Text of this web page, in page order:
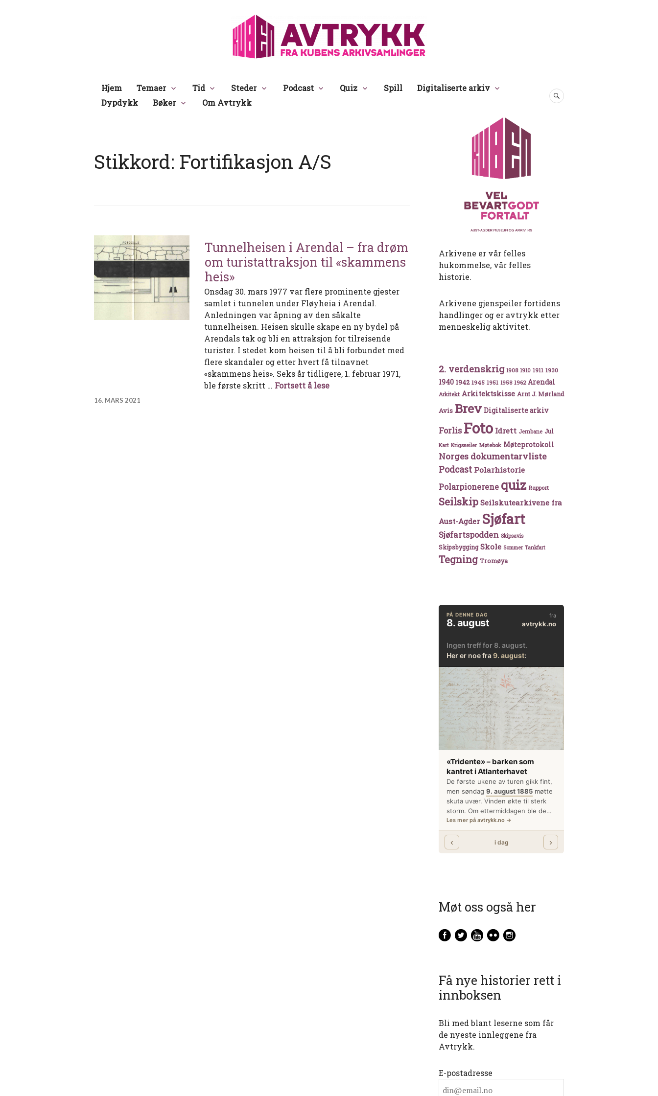
Avtrykk
Hjem Temaer Tid Steder Podcast Quiz Spill
Digitaliserte arkiv
Dypdykk
Bøker Om Avtrykk
SØK
Stikkord: Fortifikasjon A/S
Tunnelheisen i Arendal – fra drøm
om turistattraksjon til «skammens
heis»
Onsdag 30. mars 1977 var flere prominente gjester
samlet i tunnelen under Fløyheia i Arendal.
Anledningen var åpning av den såkalte
tunnelheisen. Heisen skulle skape en ny bydel på
Arendals tak og bli en attraksjon for tilreisende
turister. I stedet kom heisen til å bli forbundet med
flere skandaler og etter hvert få tilnavnet
«skammens heis». Seks år tidligere, 1. februar 1971,
ble første skritt … Fortsett å leseTunnelheisen i Arendal – fra drøm om turistattraksjon til «skammens heis»
16. MARS 2021
Arkivene er vår felles
hukommelse, vår felles
historie.
Arkivene gjenspeiler fortidens
handlinger og er avtrykk etter
menneskelig aktivitet.
2. verdenskrig 1908 1910 1911 1930
1940 1942 1945 1951 1958 1962 Arendal
Arkitekt Arkitektskisse Arnt J. Mørland
Avis Brev Digitaliserte arkiv
Forlis Foto Idrett Jernbane Jul
Kart Krigsseiler Møtebok Møteprotokoll
Norges dokumentarvliste
Podcast Polarhistorie
Polarpionerene quiz Rapport
Seilskip Seilskutearkivene fra
Aust-Agder Sjøfart
Sjøfartspodden Skipsavis
Skipsbygging Skole Sommer Tankfart
Tegning Tromøya
Møt oss også her
Få nye historier rett i
innboksen
Bli med blant leserne som får
de nyeste innleggene fra
Avtrykk.
E-postadresse